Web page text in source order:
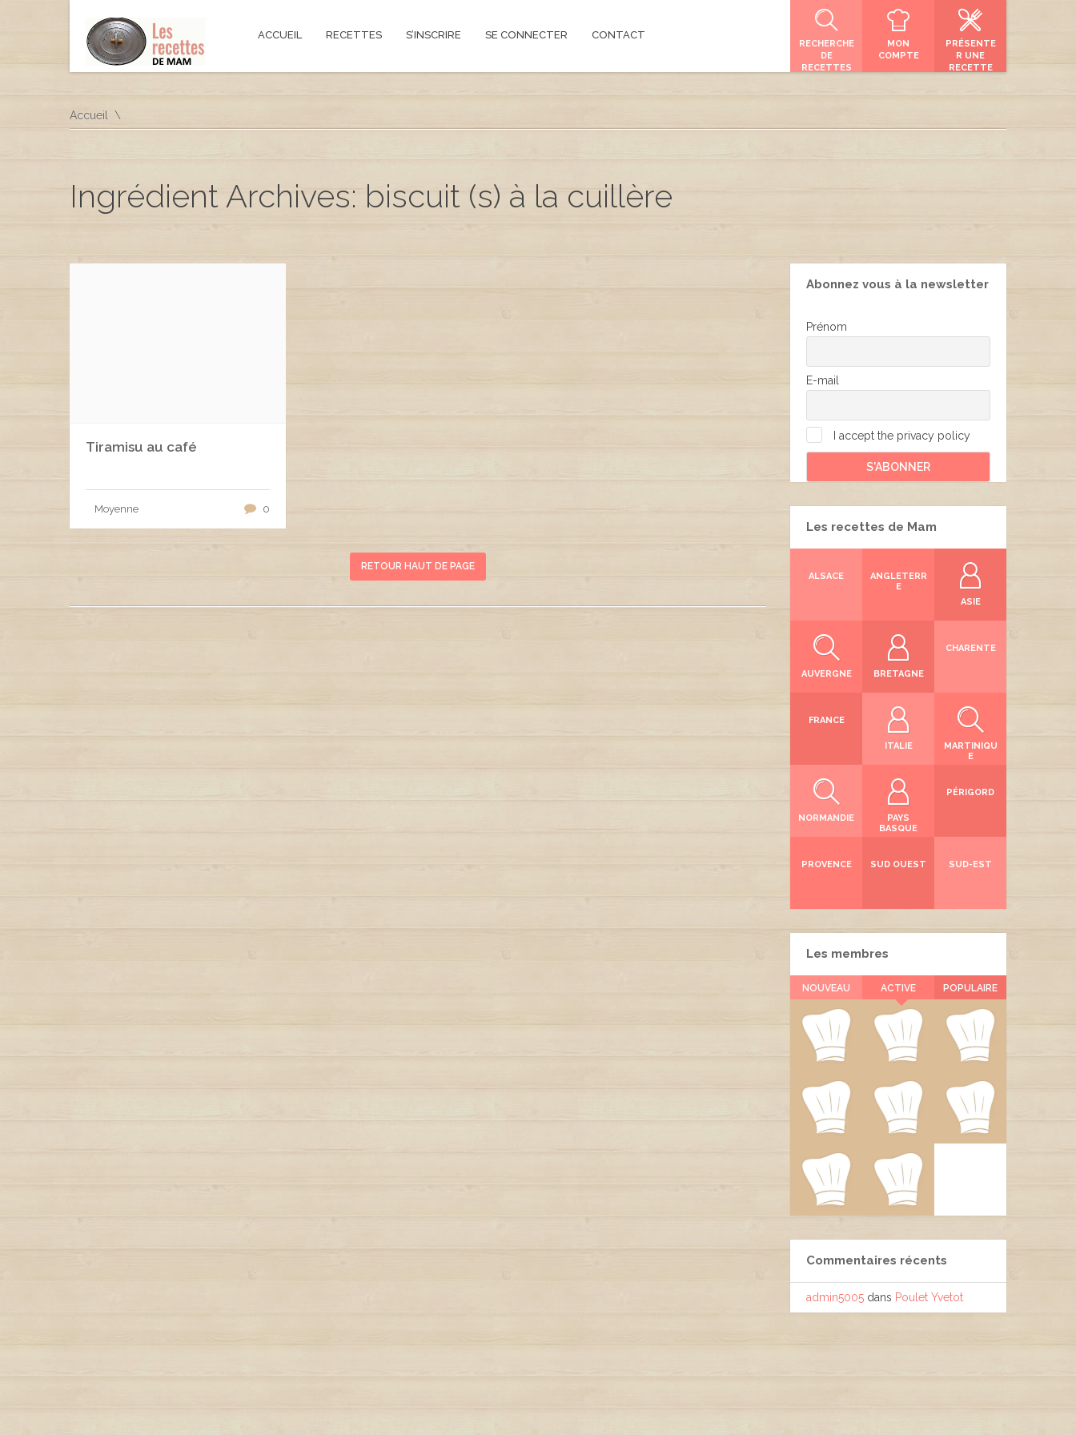
ACCUEIL RECETTES S’INSCRIRE SE CONNECTER CONTACT
RECHERCHE
DE
RECETTES
MON
COMPTE
PRÉSENTE
R UNE
RECETTE
Accueil
Ingrédient Archives: biscuit (s) à la cuillère
Tiramisu au café
Moyenne 0
RETOUR HAUT DE PAGE
Abonnez vous à la newsletter
Prénom
E-mail
I accept the privacy policy
Les recettes de Mam
ALSACE
ANGLETERR
E
ASIE
AUVERGNE BRETAGNE
CHARENTE
FRANCE
ITALIE
MARTINIQU
E
NORMANDIE
PAYS
BASQUE
PÉRIGORD
PROVENCE SUD OUEST SUD-EST
Les membres
NOUVEAU ACTIVE POPULAIRE
Commentaires récents
admin5005 dans Poulet Yvetot